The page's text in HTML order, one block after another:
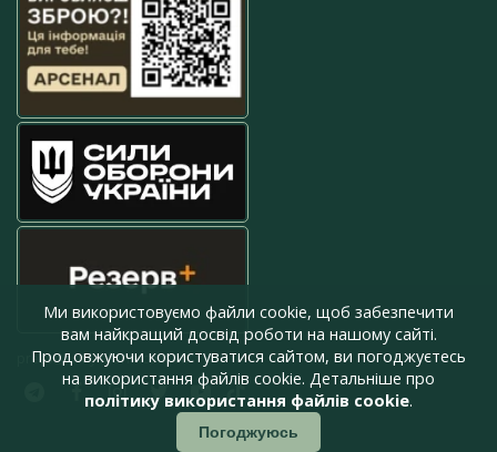
press@armyinform.com.ua
Ми використовуємо файли cookie, щоб забезпечити
вам найкращий досвід роботи на нашому сайті.
Продовжуючи користуватися сайтом, ви погоджуєтесь
на використання файлів cookie. Детальніше про
політику використання файлів cookie.
Погоджуюсь